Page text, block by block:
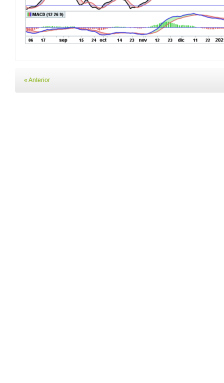
« Anterior